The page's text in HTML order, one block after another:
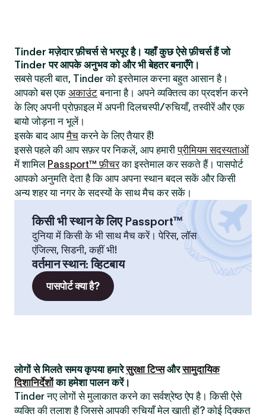
Tinder मज़ेदार फ़ीचर्स से भरपूर है। यहाँ कुछ ऐसे फ़ीचर्स हैं जो
Tinder पर आपके अनुभव को और भी बेहतर बनाएँगे।
सबसे पहली बात, Tinder को इस्तेमाल करना बहुत आसान है।
आपको बस एक अकाउंटबनाना है। अपने व्यक्तित्व का प्रदर्शन करने
के लिए अपनी प्रोफ़ाइल में अपनी दिलचस्पी/रुचियाँ, तस्वीरें और एक
बायो जोड़ना न भूलें।
इसके बाद आपमैचकरने के लिए तैयार हैं!
इससे पहले की आप सफ़र पर निकलें, आप हमारीप्रीमियम सदस्यताओं
में शामिल Passport™ फ़ीचरका इस्तेमाल कर सकते हैं। पासपोर्ट
आपको अनुमति देता है कि आप अपना स्थान बदल सकें और किसी
अन्य शहर या नगर के सदस्यों के साथ मैच कर सकें।
किसी भी स्थान के लिए Passport™
दुनिया में किसी के भी साथ मैच करें। पेरिस, लॉस
एंजिल्स, सिडनी, कहीं भी!
वर्तमान स्थान:व्हिटबाय
पासपोर्ट क्या है?
लोगों से मिलते समय कृपया हमारेसुरक्षा टिप्सऔरसामुदायिक
दिशानिर्देशोंका हमेशा पालन करें।
Tinder नए लोगों से मुलाकात करने का सर्वश्रेष्ठ ऐप है। किसी ऐसे
व्यक्ति की तलाश है जिससे आपकी रुचियाँ मेल खाती हों? कोई दिक्कत